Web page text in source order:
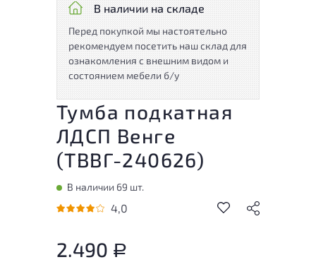
В наличии на складе
Перед покупкой мы настоятельно
рекомендуем посетить наш склад для
ознакомления с внешним видом и
состоянием мебели б/у
Тумба подкатная
ЛДСП Венге
(ТВВГ-240626)
В наличии 69 шт.
4,0
2.490 Р